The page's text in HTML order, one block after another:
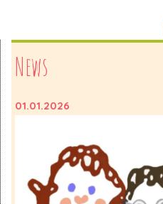
News
01.01.2026